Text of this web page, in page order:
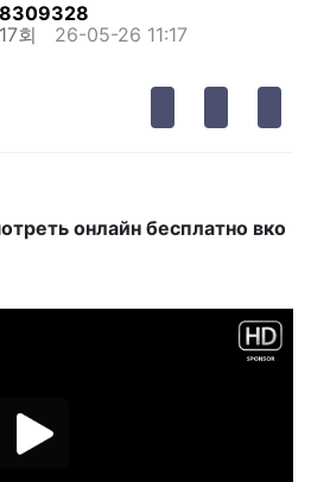
17회 26-05-26 11:17
онлайн бесплатно вко